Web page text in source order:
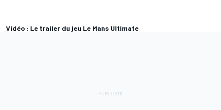
Vidéo : Le trailer du jeu Le Mans Ultimate